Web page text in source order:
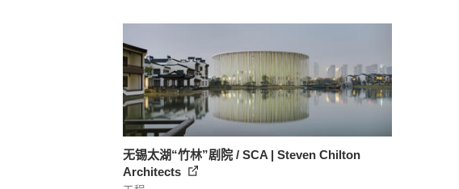
无锡太湖“竹林”剧院 / SCA | Steven Chilton
Architects